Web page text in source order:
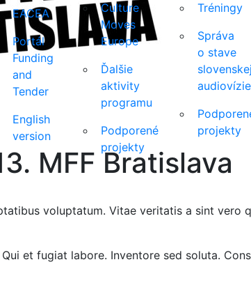
EACEA
Portál
Funding
and
Tender
English
version
Culture
Moves
Europe
Ďalšie
aktivity
programu
Podporené
projekty
Tréningy
Správa
o stave
slovenskej
audiovízie
projekty
MFF Bratislava
voluptatum. Vitae veritatis a sint vero
et fugiat labore. Inventore sed soluta.